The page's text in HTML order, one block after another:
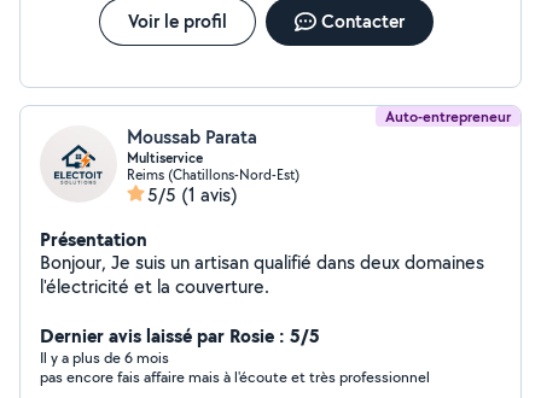
Voir le profil Contacter
Auto-entrepreneur
Moussab Parata
Multiservice
Reims (Chatillons-Nord-Est)
5/5 (1 avis)
Présentation
Bonjour, Je suis un artisan qualifié dans deux domaines
l'électricité et la couverture.
Dernier avis laissé par Rosie : 5/5
Il y a plus de 6 mois
pas encore fais affaire mais à l'écoute et très professionnel